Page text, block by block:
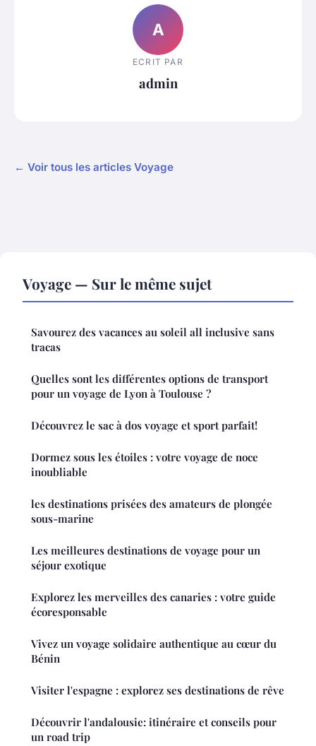
A
ECRIT PAR
admin
← Voir tous les articles Voyage
Voyage — Sur le même sujet
Savourez des vacances au soleil all inclusive sans
tracas
Quelles sont les différentes options de transport
pour un voyage de Lyon à Toulouse ?
Découvrez le sac à dos voyage et sport parfait!
Dormez sous les étoiles : votre voyage de noce
inoubliable
les destinations prisées des amateurs de plongée
sous-marine
Les meilleures destinations de voyage pour un
séjour exotique
Explorez les merveilles des canaries : votre guide
écoresponsable
Vivez un voyage solidaire authentique au cœur du
Bénin
Visiter l'espagne : explorez ses destinations de rêve
Découvrir l'andalousie: itinéraire et conseils pour
un road trip